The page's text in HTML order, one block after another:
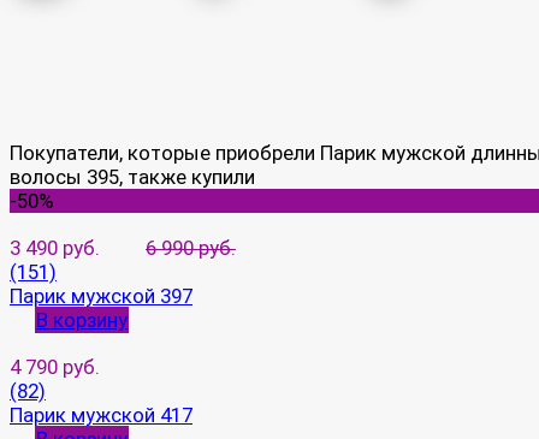
Покупатели, которые приобрели Парик мужской
волосы 395, также купили
-50%
3 490 руб.
6 990 руб.
(151)
Парик мужской 397
В корзину
4 790 руб.
(82)
Парик мужской 417